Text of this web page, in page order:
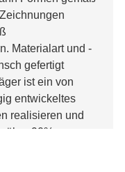
Materialart und -
gefertigt
ist ein von
entwickeltes
realisieren und
über 90%
erheblich
unser